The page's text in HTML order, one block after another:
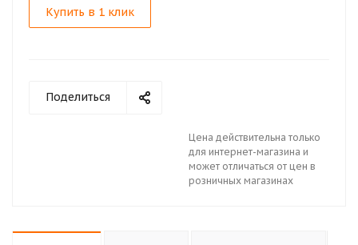
Купить в 1 клик
Поделиться
Цена действительна только
для интернет-магазина и
может отличаться от цен в
розничных магазинах